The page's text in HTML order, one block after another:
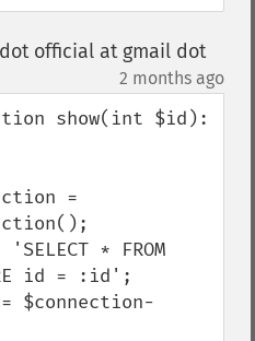
official at gmail dot
2 months ago
show(int $id):
id = :id';